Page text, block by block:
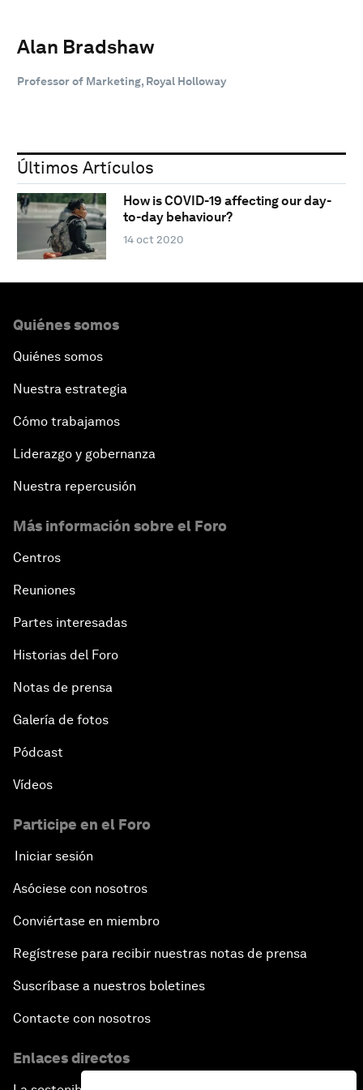
Alan Bradshaw
Professor of Marketing, Royal Holloway
Últimos Artículos
How is COVID-19 affecting our day-
to-day behaviour?
14 oct 2020
Quiénes somos
Quiénes somos
Nuestra estrategia
Cómo trabajamos
Liderazgo y gobernanza
Nuestra repercusión
Más información sobre el Foro
Centros
Reuniones
Partes interesadas
Historias del Foro
Notas de prensa
Galería de fotos
Pódcast
Vídeos
Participe en el Foro
Iniciar sesión
Asóciese con nosotros
Conviértase en miembro
Regístrese para recibir nuestras notas de prensa
Suscríbase a nuestros boletines
Contacte con nosotros
Enlaces directos